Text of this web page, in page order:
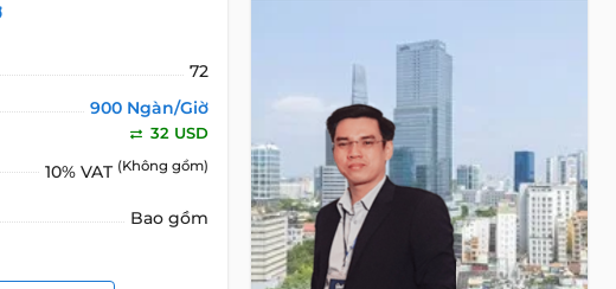
72
900 Ngàn/Giờ
32 USD
10% VAT (Không gồm)
Bao gồm